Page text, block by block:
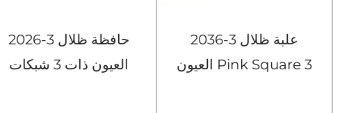
2026-3 حافظة ظلال
العيون ذات 3 شبكات
2036-3 علبة ظلال
العيون Pink Square 3